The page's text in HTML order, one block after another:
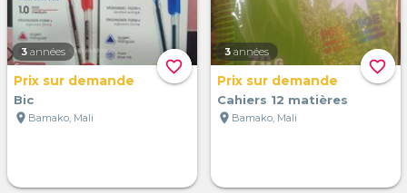
favorite_border
3 années
Prix sur demande
Bic
location_on Bamako, Mali
favorite_border
3 années
Prix sur demande
Cahiers 12 matières
location_on Bamako, Mali